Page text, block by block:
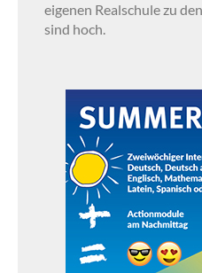
eigenen Realschule zu
sind hoch.